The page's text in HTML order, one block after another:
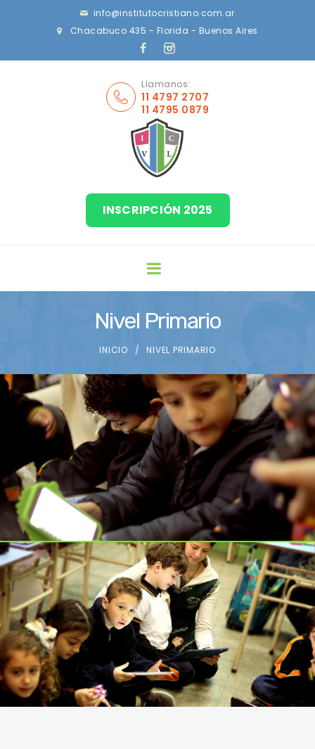
info@institutocristiano.com.ar
Chacabuco 435 - Florida - Buenos Aires
Llamanos:
11 4797 2707
11 4795 0879
INSCRIPCIÓN 2025
Nivel Primario
INICIO NIVEL PRIMARIO